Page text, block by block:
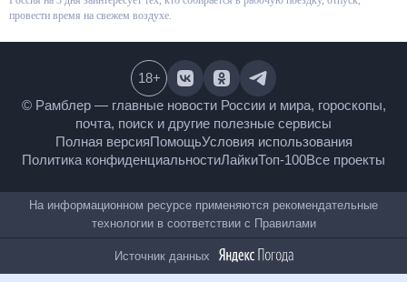
заинтересует тех, кто собирается в рабочую поездку, отпуск, провести
© Рамблер — главные новости России и мира,
гороскопы, почта, поиск и другие полезные сервисы
Полная версияПомощьУсловия использования
Все проекты
18+
На информационном ресурсе применяются
рекомендательные технологии в соответствии с